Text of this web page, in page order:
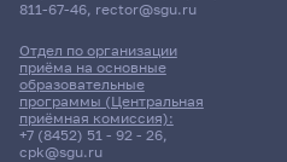
811-67-46, rector@sgu.ru
Отдел по организации
приёма на основные
образовательные
программы (Центральная
приёмная комиссия):
+7 (8452) 51 - 92 - 26,
cpk@sgu.ru